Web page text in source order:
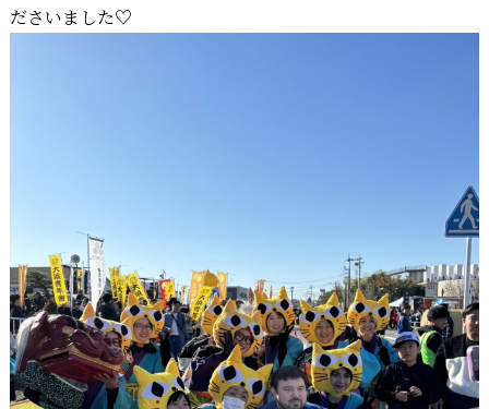
ださいました♡